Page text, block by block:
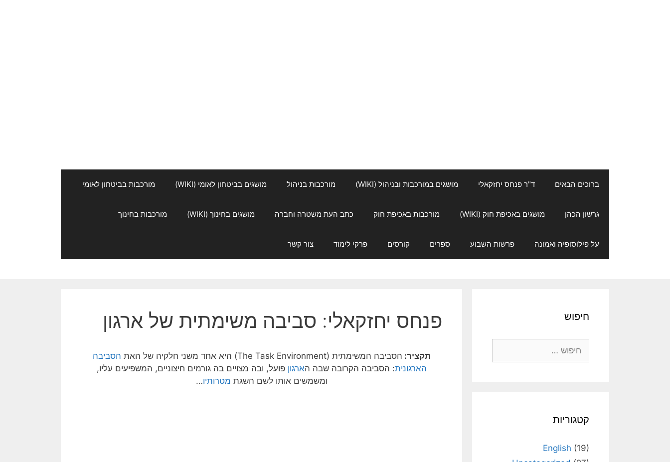
ברוכים הבאים ד"ר פנחס יחזקאלי מושגים במורכבות ובניהול (WIKI) מורכבות בניהול מושגים בביטחון לאומי (WIKI) מורכבות בביטחון לאומי
גרשון הכהן מושגים באכיפת חוק (WIKI) מורכבות באכיפת חוק כתב העת משטרה וחברה מושגים בחינוך (WIKI) מורכבות בחינוך
על פילוסופיה ואמונה פרשות השבוע ספרים קורסים פרקי לימוד צור קשר
פנחס יחזקאלי: סביבה משימתית של ארגון
תקציר: הסביבה המשימתית (The Task Environment) היא אחד משני חלקיה של האת
הסביבה
הארגונית: הסביבה הקרובה שבה הארגון פועל, ובה מצויים בה גורמים חיצוניים, המשפיעים עליו,
ומשמשים אותו לשם השגת מטרותיו…
חיפוש
קטגוריות
English (19)